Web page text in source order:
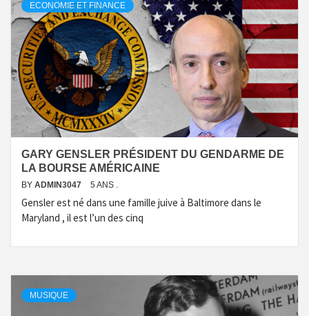
ECONOMIE ET FINANCE
GARY GENSLER PRÉSIDENT DU GENDARME DE
LA BOURSE AMÉRICAINE
BY ADMIN3047 5 ANS .
Gensler est né dans une famille juive à Baltimore dans le
Maryland , il est l’un des cinq
MUSIQUE